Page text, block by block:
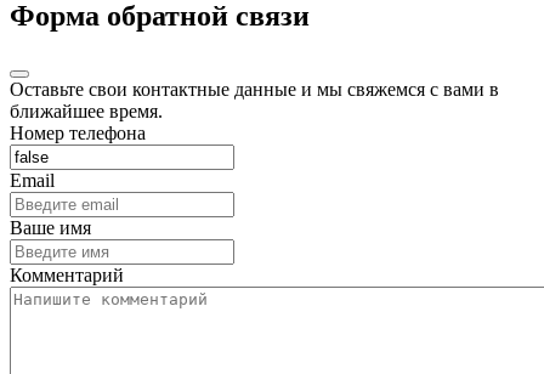
Форма обратной связи
Оставьте свои контактные данные и мы свяжемся с вами в
ближайшее время.
Номер телефона
Email
Ваше имя
Комментарий